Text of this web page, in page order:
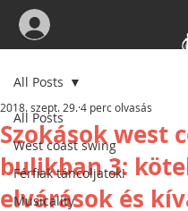
All Posts
West coast swing
Férfiak táncoljatok!
Musicality
All Posts
Szokások west
bulikban 3:
elvárások és
2018. szept. 29.4 perc olvasás